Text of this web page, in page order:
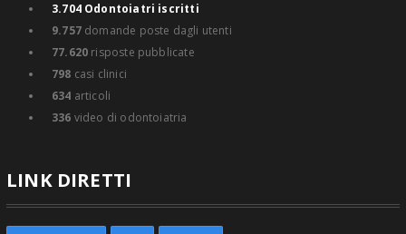
3.704Odontoiatri iscritti
9.757domande poste dagli utenti
77.620 risposte pubblicate
798 casi clinici
634 articoli
336 video di odontoiatria
LINK DIRETTI